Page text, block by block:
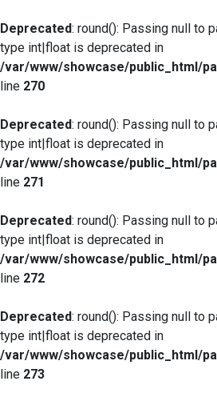
Deprecated: round(): Passing null to
type int|float is deprecated in
/var/www/showcase/public_html/
line 270
Deprecated: round(): Passing null to
type int|float is deprecated in
/var/www/showcase/public_html/
line 271
Deprecated: round(): Passing null to
type int|float is deprecated in
/var/www/showcase/public_html/
line 272
Deprecated: round(): Passing null to
type int|float is deprecated in
/var/www/showcase/public_html/
line 273